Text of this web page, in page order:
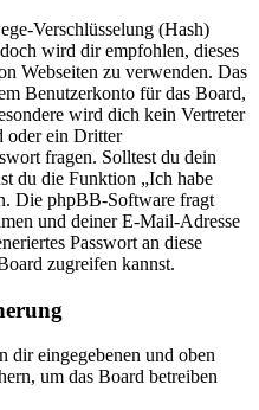
Verschlüsselung (Hash)
wird dir empfohlen, dieses
Webseiten zu verwenden. Das
Benutzerkonto für das Board,
wird dich kein Vertreter
oder ein Dritter
fragen. Solltest du dein
du die Funktion „Ich habe
Die phpBB-Software fragt
und deiner E-Mail-Adresse
Passwort an diese
zugreifen kannst.
dir eingegebenen und oben
um das Board betreiben